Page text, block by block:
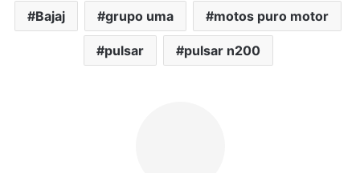
Bajaj grupo uma motos puro motor
pulsar pulsar n200